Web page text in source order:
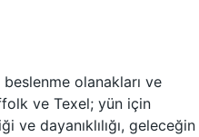
olanakları ve
ve Texel; yün için
ve dayanıklılığı, geleceğin